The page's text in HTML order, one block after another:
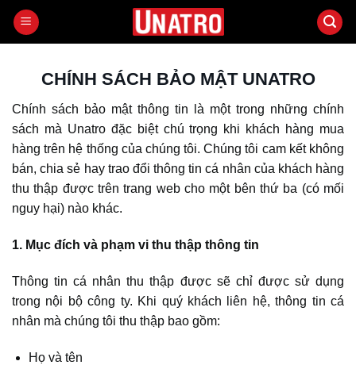
qua
CHÍNH SÁCH BẢO MẬT UNATRO
Chính sách bảo mật thông tin là một trong những chính
sách mà Unatro đặc biệt chú trọng khi khách hàng mua
hàng trên hệ thống của chúng tôi. Chúng tôi cam kết không
bán, chia sẻ hay trao đổi thông tin cá nhân của khách hàng
thu thập được trên trang web cho một bên thứ ba (có mối
nguy hại) nào khác.
1. Mục đích và phạm vi thu thập thông tin
Thông tin cá nhân thu thập được sẽ chỉ được sử dụng
trong nội bộ công ty. Khi quý khách liên hệ, thông tin cá
nhân mà chúng tôi thu thập bao gồm:
Họ và tên